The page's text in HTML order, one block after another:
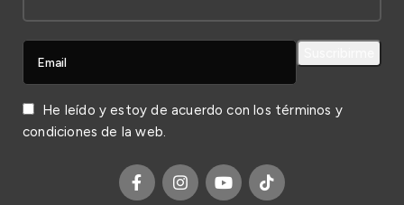
He leído y estoy de acuerdo con los términos y
condiciones de la web.